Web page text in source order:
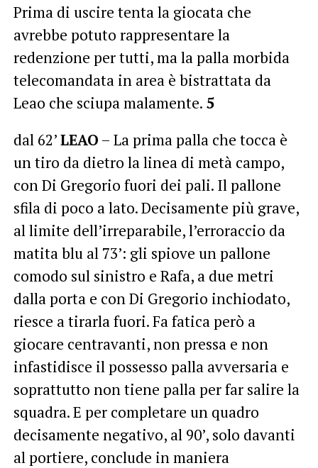
Prima di uscire tenta la giocata che
avrebbe potuto rappresentare la
redenzione per tutti, ma la palla morbida
telecomandata in area è bistrattata da
Leao che sciupa malamente. 5
dal 62’LEAO – La prima palla che tocca è
un tiro da dietro la linea di metà campo,
con Di Gregorio fuori dei pali. Il pallone
sfila di poco a lato. Decisamente più grave,
al limite dell’irreparabile, l’erroraccio da
matita blu al 73’: gli spiove un pallone
comodo sul sinistro e Rafa, a due metri
dalla porta e con Di Gregorio inchiodato,
riesce a tirarla fuori. Fa fatica però a
giocare centravanti, non pressa e non
infastidisce il possesso palla avversaria e
soprattutto non tiene palla per far salire la
squadra. E per completare un quadro
decisamente negativo, al 90’, solo davanti
al portiere, conclude in maniera